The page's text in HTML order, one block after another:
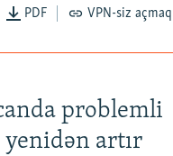
240p 360p
720p 1080p
PDF VPN-siz açmaq
problemli
artır